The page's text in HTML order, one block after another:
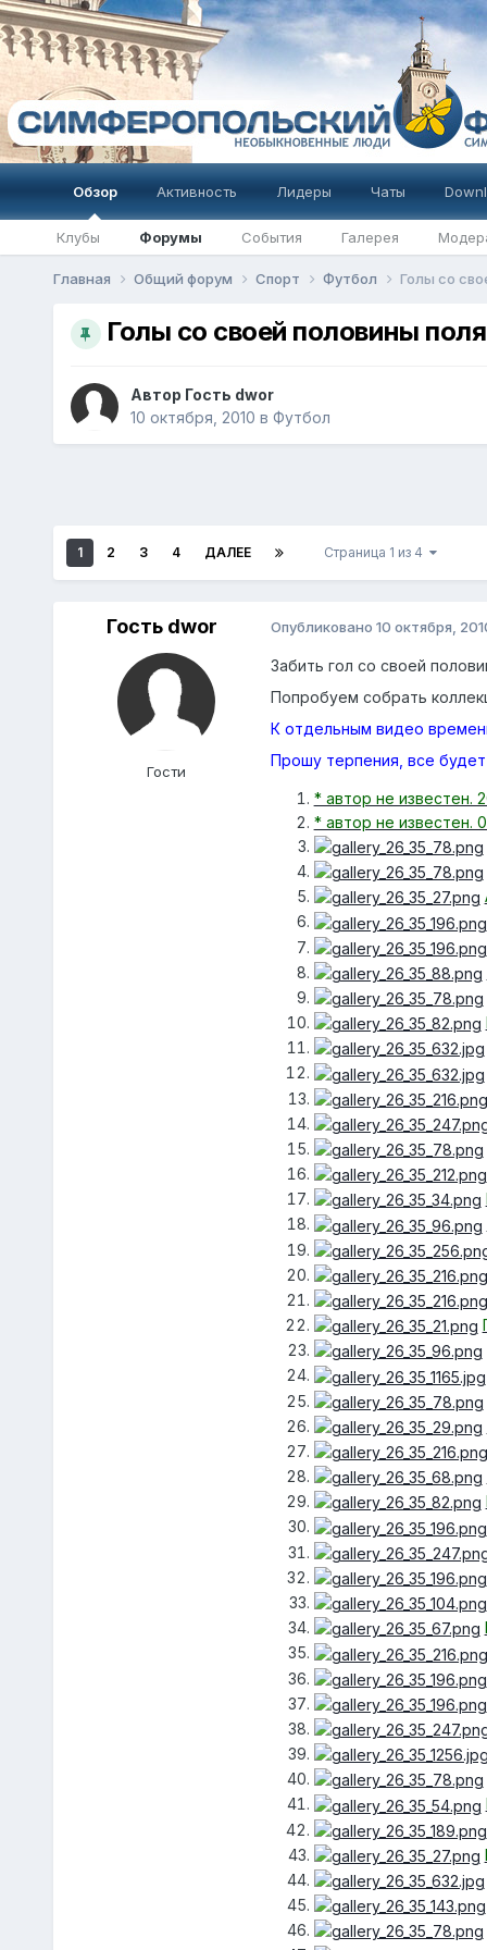
Обзор
Клубы Форумы События Галерея
Активность Лидеры Чаты
Главная Общий форум Спорт Футбол Голы со
Голы со своей половины
Автор Гость dwor
10 октября, 2010 в Футбол
1 2 3 4 ДАЛЕЕ Страница 1 из 4
Гость dwor
Гости
Опубликовано 10 октября,
Забить гол со своей
Попробуем собрать
К отдельным видео
Прошу терпения, все
* автор не известен.
* автор не известен.